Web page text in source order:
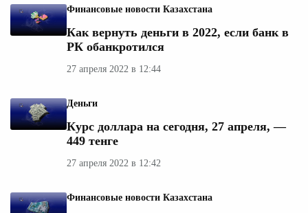
Финансовые новости Казахстана
Как вернуть деньги в 2022, если банк в
РК обанкротился
27 апреля 2022 в 12:44
Деньги
Курс доллара на сегодня, 27 апреля, —
449 тенге
27 апреля 2022 в 12:42
Финансовые новости Казахстана